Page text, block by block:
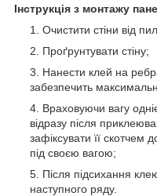
Інструкція з монтажу
Очистити стіни від
Проґрунтувати стіну;
Нанести клей на
забезпечить
Враховуючи вагу
відразу після
зафіксувати її скотчем
під своєю вагою;
Після підсихання
наступного ряду.